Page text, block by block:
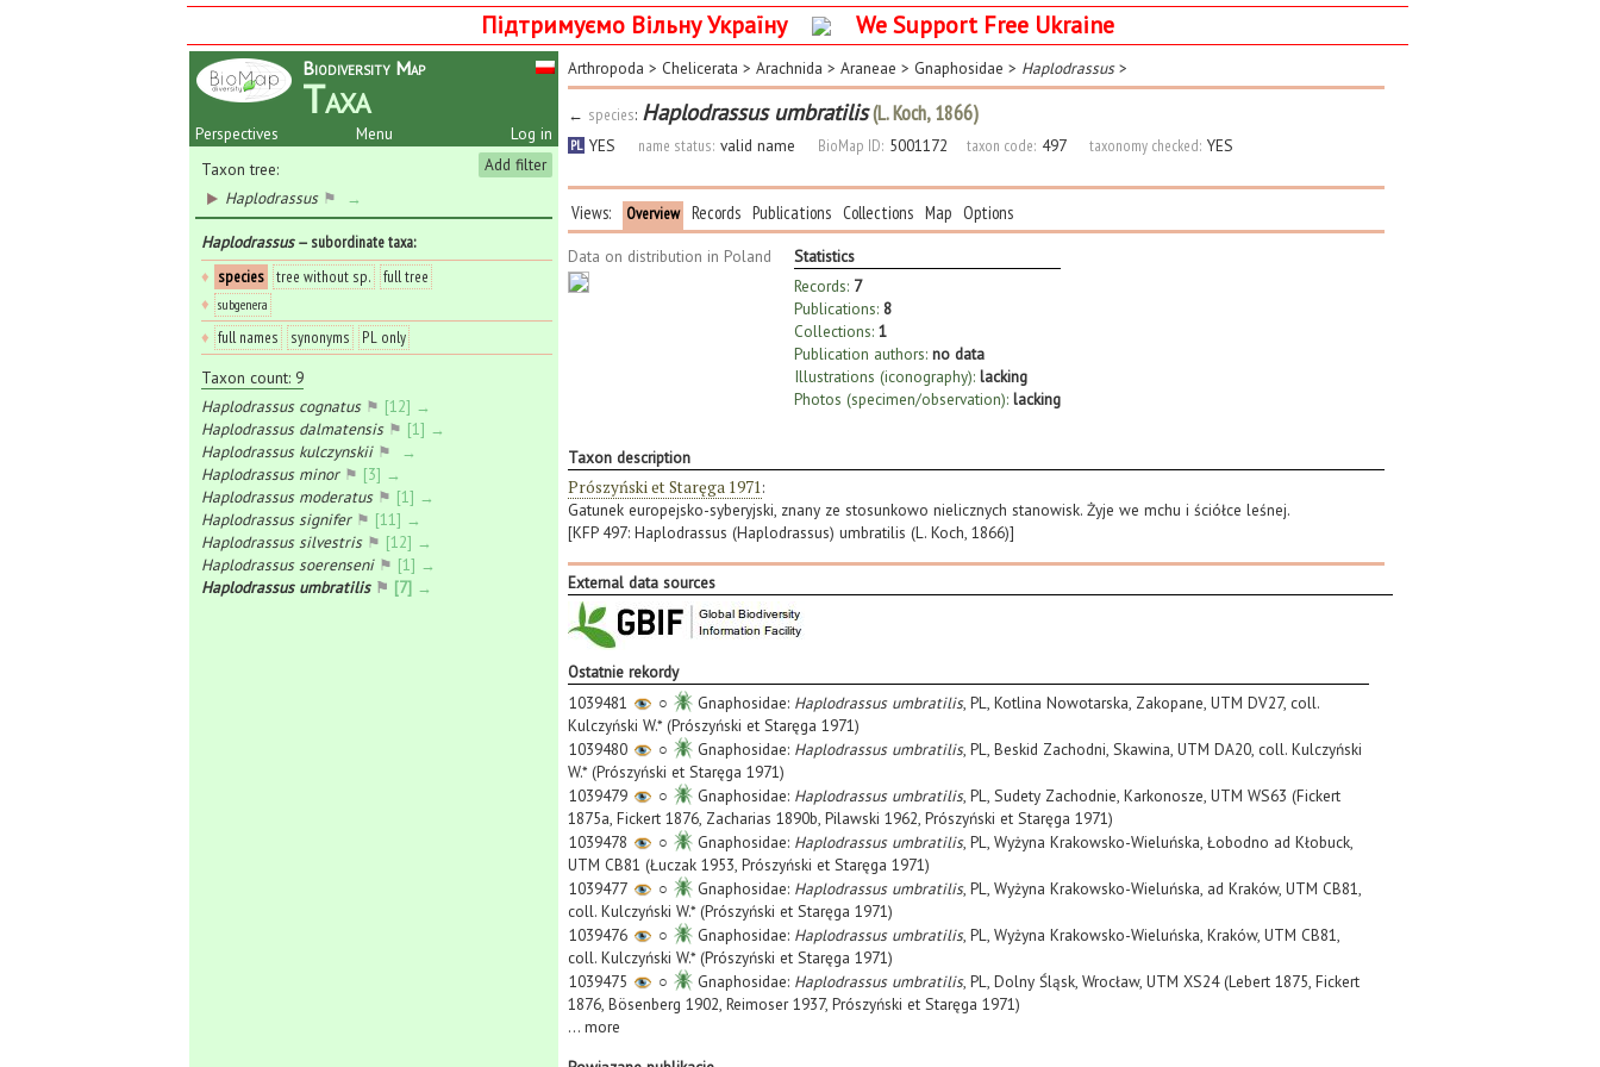
Підтримуємо Вільну Україну We Support Free Ukraine
Biodiversity Map
Taxa
Perspectives Log in
Menu
Add filter
Taxon tree:
Haplodrassus⚑ →
Haplodrassus— subordinate taxa:
♦ species tree without sp.
full tree
♦ subgenera
♦ full names synonyms
PL only
Taxon count: 9
Haplodrassus cognatus⚑ [12] →
Haplodrassus dalmatensis⚑ [1] →
Haplodrassus kulczynskii⚑
→
Haplodrassus minor⚑ [3] →
Haplodrassus moderatus⚑ [1] →
Haplodrassus signifer⚑ [11] →
Haplodrassus silvestris⚑ [12] →
Haplodrassus soerenseni⚑ [1] →
Haplodrassus umbratilis⚑ [7] →
Arthropoda > Chelicerata > Arachnida > Araneae > Gnaphosidae > Haplodrassus>
← species: Haplodrassus umbratilis(L. Koch, 1866)
PL YES name status: valid name BioMap ID: 5001172 taxon code: 497 taxonomy checked: YES
Views: Overview Records Publications Collections Map Options
Data on distribution in Poland
Statistics
Records: 7
Publications: 8
Collections: 1
Publication authors: no data
Illustrations (iconography): lacking
Photos (specimen/observation): lacking
Taxon description
Prószyński et Staręga 1971:
Gatunek europejsko-syberyjski, znany ze stosunkowo nielicznych stanowisk. Żyje we mchu i ściółce leśnej.
[KFP 497: Haplodrassus (Haplodrassus) umbratilis (L. Koch, 1866)]
External data sources
Ostatnie rekordy
1039481
○ Gnaphosidae: Haplodrassus umbratilis, PL, Kotlina Nowotarska, Zakopane, UTM DV27, coll.
Kulczyński W.* (Prószyński et Staręga 1971)
1039480
○ Gnaphosidae: Haplodrassus umbratilis, PL, Beskid Zachodni, Skawina, UTM DA20, coll. Kulczyński
W.* (Prószyński et Staręga 1971)
1039479
○ Gnaphosidae: Haplodrassus umbratilis, PL, Sudety Zachodnie, Karkonosze, UTM WS63 (Fickert
1875a, Fickert 1876, Zacharias 1890b, Pilawski 1962, Prószyński et Staręga 1971)
1039478
○ Gnaphosidae: Haplodrassus umbratilis, PL, Wyżyna Krakowsko-Wieluńska, Łobodno ad Kłobuck,
UTM CB81 (Łuczak 1953, Prószyński et Staręga 1971)
1039477
○ Gnaphosidae: Haplodrassus umbratilis, PL, Wyżyna Krakowsko-Wieluńska, ad Kraków, UTM CB81,
coll. Kulczyński W.* (Prószyński et Staręga 1971)
1039476
○ Gnaphosidae: Haplodrassus umbratilis, PL, Wyżyna Krakowsko-Wieluńska, Kraków, UTM CB81,
coll. Kulczyński W.* (Prószyński et Staręga 1971)
1039475
○ Gnaphosidae: Haplodrassus umbratilis, PL, Dolny Śląsk, Wrocław, UTM XS24 (Lebert 1875, Fickert
1876, Bösenberg 1902, Reimoser 1937, Prószyński et Staręga 1971)
... more